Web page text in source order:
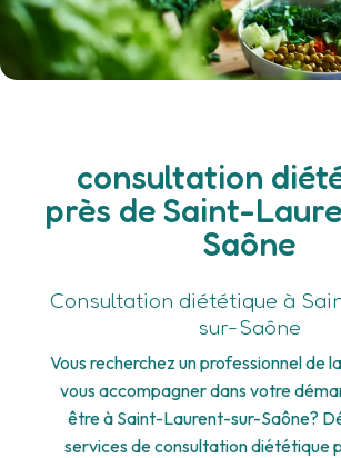
consultation
près de Saint-
Saône
Consultation diététique à
sur-Saône
Vous recherchez un professionnel de
vous accompagner dans votre
être à Saint-Laurent-sur-Saône?
services de consultation diététique